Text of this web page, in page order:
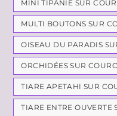
MINI TIPANIE SUR
MULTI BOUTONS SUR
OISEAU DU PARADIS
ORCHIDÉES SUR
TIARE APETAHI SUR
TIARE ENTRE OUVERTE